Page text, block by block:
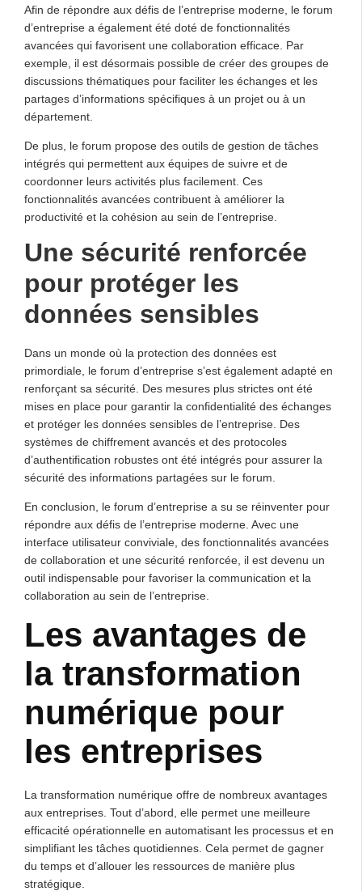
Afin de répondre aux défis de l’entreprise moderne, le forum
d’entreprise a également été doté de fonctionnalités
avancées qui favorisent une collaboration efficace. Par
exemple, il est désormais possible de créer des groupes de
discussions thématiques pour faciliter les échanges et les
partages d’informations spécifiques à un projet ou à un
département.
De plus, le forum propose des outils de gestion de tâches
intégrés qui permettent aux équipes de suivre et de
coordonner leurs activités plus facilement. Ces
fonctionnalités avancées contribuent à améliorer la
productivité et la cohésion au sein de l’entreprise.
Une sécurité renforcée
pour protéger les
données sensibles
Dans un monde où la protection des données est
primordiale, le forum d’entreprise s’est également adapté en
renforçant sa sécurité. Des mesures plus strictes ont été
mises en place pour garantir la confidentialité des échanges
et protéger les données sensibles de l’entreprise. Des
systèmes de chiffrement avancés et des protocoles
d’authentification robustes ont été intégrés pour assurer la
sécurité des informations partagées sur le forum.
En conclusion, le forum d’entreprise a su se réinventer pour
répondre aux défis de l’entreprise moderne. Avec une
interface utilisateur conviviale, des fonctionnalités avancées
de collaboration et une sécurité renforcée, il est devenu un
outil indispensable pour favoriser la communication et la
collaboration au sein de l’entreprise.
Les avantages de
la transformation
numérique pour
les entreprises
La transformation numérique offre de nombreux avantages
aux entreprises. Tout d’abord, elle permet une meilleure
efficacité opérationnelle en automatisant les processus et en
simplifiant les tâches quotidiennes. Cela permet de gagner
du temps et d’allouer les ressources de manière plus
stratégique.